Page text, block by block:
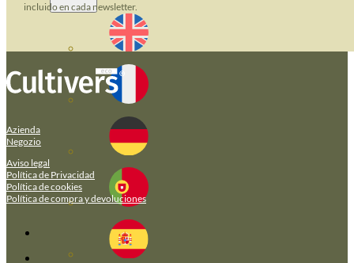
incluido en cada newsletter.
Azienda
Negozio
Aviso legal
Política de Privacidad
Política de cookies
Política de compra y devoluciones